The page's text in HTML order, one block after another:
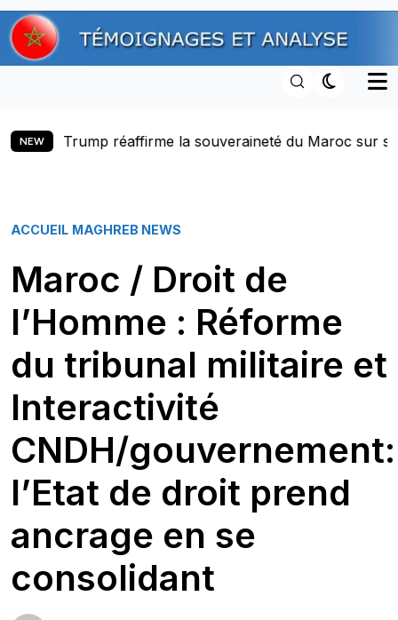
Skip
to
content
NEW
souveraineté du Maroc sur son Sahara et lance une
ACCUEIL MAGHREB NEWS
Maroc / Droit de
l’Homme : Réforme
du tribunal militaire et
Interactivité
CNDH/gouvernement:
l’Etat de droit prend
ancrage en se
consolidant